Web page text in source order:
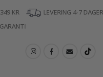
KR
LEVERING 4-7 DAGER